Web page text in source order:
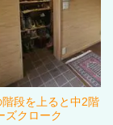
段を上ると中2階
ズクローク